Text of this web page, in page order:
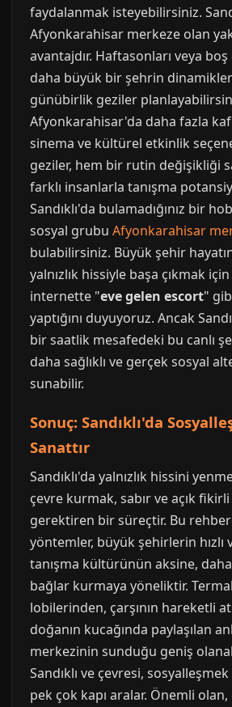
faydalanmak isteyebilirsiniz.
Afyonkarahisar merkeze olan
avantajdır. Haftasonları veya
daha büyük bir şehrin
günübirlik geziler
Afyonkarahisar'da daha fazla
sinema ve kültürel etkinlik
geziler, hem bir rutin değişikliği
farklı insanlarla tanışma
Sandıklı'da bulamadığınız bir
sosyal grubu Afyonkarahisar
bulabilirsiniz. Büyük şehir
yalnızlık hissiyle başa çıkmak
internette "eve gelen escort"
yaptığını duyuyoruz. Ancak
bir saatlik mesafedeki bu canlı
daha sağlıklı ve gerçek sosyal
sunabilir.
Sonuç: Sandıklı'da
Sanattır
Sandıklı'da yalnızlık hissini
çevre kurmak, sabır ve açık fikirli
gerektiren bir süreçtir. Bu
yöntemler, büyük şehirlerin hızlı
tanışma kültürünün aksine,
bağlar kurmaya yöneliktir.
lobilerinden, çarşının hareketli
doğanın kucağında paylaşılan
merkezinin sunduğu geniş
Sandıklı ve çevresi,
pek çok kapı aralar. Önemli